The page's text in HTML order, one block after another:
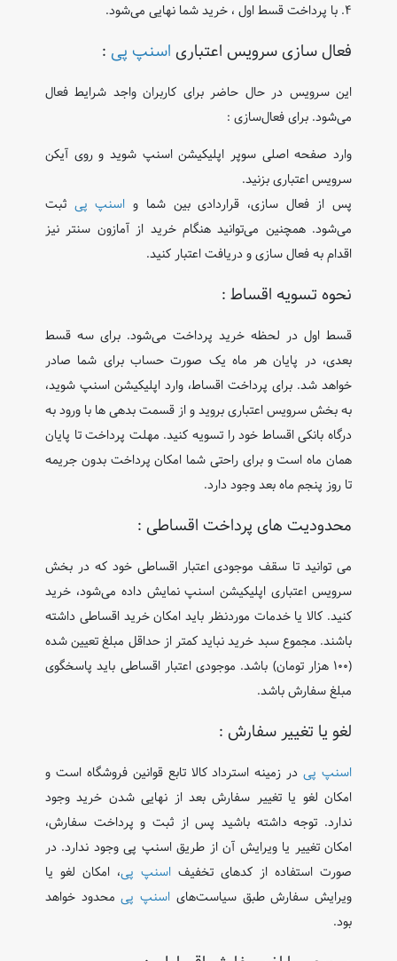
۴. با پرداخت قسط اول ، خرید شما نهایی می‌شود.
فعال‌ سازی سرویس اعتباری اسنپ‌ پی :
این سرویس در حال حاضر برای کاربران واجد شرایط فعال
می‌شود. برای فعال‌سازی :
وارد صفحه اصلی سوپر اپلیکیشن اسنپ شوید و روی آیکن
سرویس اعتباری بزنید.
پس از فعال‌ سازی، قراردادی بین شما واسنپ ‌پی ثبت
می‌شود. همچنین می‌توانید هنگام خرید از آمازون سنتر نیز
اقدام به فعال‌ سازی و دریافت اعتبار کنید.
نحوه تسویه اقساط :
قسط اول در لحظه خرید پرداخت می‌شود. برای سه قسط
بعدی، در پایان هر ماه یک صورت ‌حساب برای شما صادر
خواهد شد. برای پرداخت اقساط، وارد اپلیکیشن اسنپ شوید،
به بخش سرویس اعتباری بروید و از قسمت بدهی ‌ها با ورود به
درگاه بانکی اقساط خود را تسویه کنید. مهلت پرداخت تا پایان
همان ماه است و برای راحتی شما امکان پرداخت بدون جریمه
تا روز پنجم ماه بعد وجود دارد.
محدودیت ‌های پرداخت اقساطی :
می‌ توانید تا سقف موجودی اعتبار اقساطی خود که در بخش
سرویس اعتباری اپلیکیشن اسنپ نمایش داده می‌شود، خرید
کنید. کالا یا خدمات موردنظر باید امکان خرید اقساطی داشته
باشند. مجموع سبد خرید نباید کمتر از حداقل مبلغ تعیین ‌شده
(۱۰۰ هزار تومان) باشد. موجودی اعتبار اقساطی باید پاسخگوی
مبلغ سفارش باشد.
لغو یا تغییر سفارش :
اسنپ ‌پیدر زمینه استرداد کالا تابع قوانین فروشگاه است و
امکان لغو یا تغییر سفارش بعد از نهایی شدن خرید وجود
ندارد. توجه داشته باشید پس از ثبت و پرداخت سفارش،
امکان تغییر یا ویرایش آن از طریق اسنپ ‌پی وجود ندارد. در
صورت استفاده از کدهای تخفیف اسنپ‌ پی، امکان لغو یا
ویرایش سفارش طبق سیاست‌های اسنپ ‌پیمحدود خواهد
بود.